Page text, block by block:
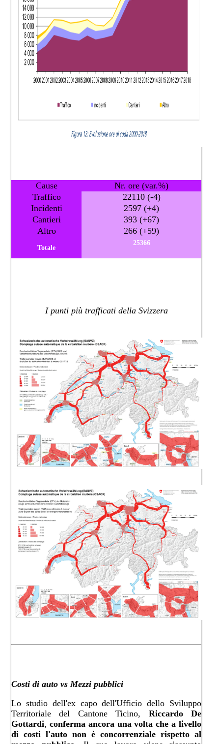
Cause​
Nr. ore (var.%)​
​Traffico
22110 (-4​)
Incidenti​
​​2597 (+4)​
​Cantieri
​​393 (+67)
​Altro
266 (+59)​
Tota​le
25366
Ipunti più trafficati della Svizzera
Costi di auto vs Mezzi pubblici
Lo studio dell'ex capo dell'Ufficio dello Sviluppo
Territoriale del Cantone Ticino, Riccardo De
Gottardi, conferma ancora una volta che a livello
di costi l'auto non è concorrenziale rispetto al